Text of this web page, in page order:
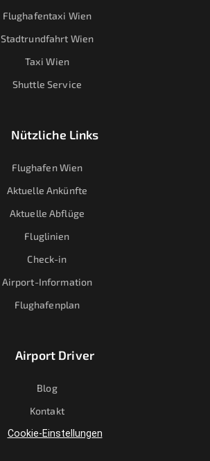
Flughafentaxi Wien
Stadtrundfahrt Wien
Taxi Wien
Shuttle Service
Nützliche Links
Flughafen Wien
Aktuelle Ankünfte
Aktuelle Abflüge
Fluglinien
Check-in
Airport-Information
Flughafenplan
Airport Driver
Blog
Kontakt
Cookie-Einstellungen